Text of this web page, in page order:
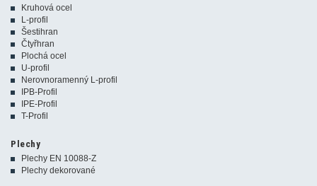
Kruhová ocel
L-profil
Šestihran
Čtyřhran
Plochá ocel
U-profil
Nerovnoramenný L-profil
IPB-Profil
IPE-Profil
T-Profil
Plechy
Plechy EN 10088-Z
Plechy dekorované